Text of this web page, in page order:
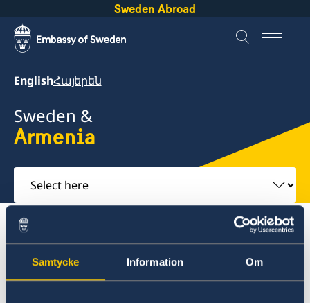
Samtycke Information Om
Sweden Abroad
EnglishՀայերեն
Sweden &
Armenia
Select
here
Going to Sweden?
Working in Sweden